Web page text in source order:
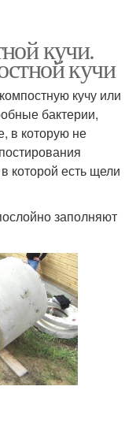
кучи.
кучи
кучу или
бактерии,
в которую не
которой есть щели
заполняют